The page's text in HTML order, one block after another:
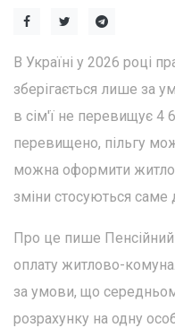
В Україні у 2026 році
зберігається лише за
в сім'ї не перевищує 4
перевищено, пільгу
можна оформити
зміни стосуються саме
Про це пише
оплату житлово-
за умови, що
розрахунку на одну